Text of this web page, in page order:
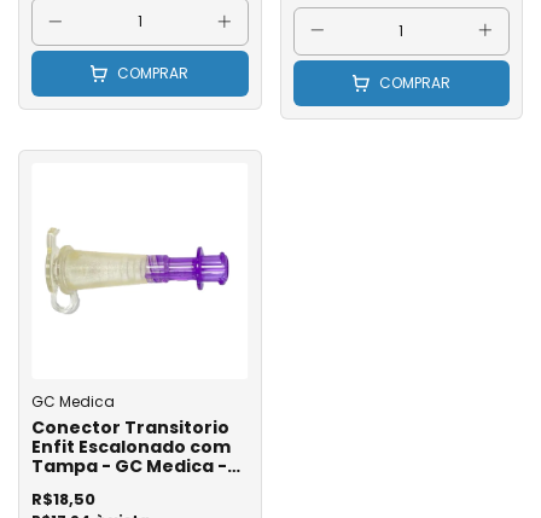
COMPRAR COMPRAR
GC Medica
Conector Transitorio
Enfit Escalonado com
Tampa - GC Medica -
R$18,50